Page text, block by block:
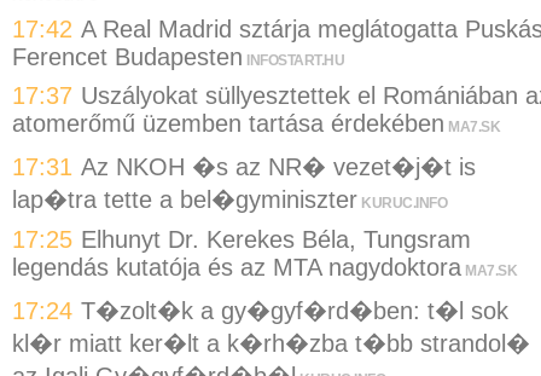
17:42 A Real Madrid sztárja meglátogatta
Ferencet Budapesten INFOSTART.HU
17:37 Uszályokat süllyesztettek el Romániában
atomerőmű üzemben tartása érdekében MA7.SK
17:31 Az NKOH �s az NR� vezet�j�t is
lap�tra tette a bel�gyminiszter KURUC.INFO
17:25 Elhunyt Dr. Kerekes Béla, Tungsram
legendás kutatója és az MTA nagydoktora MA7.SK
17:24 T�zolt�k a gy�gyf�rd�ben: t�l sok
kl�r miatt ker�lt a k�rh�zba t�bb strandol�